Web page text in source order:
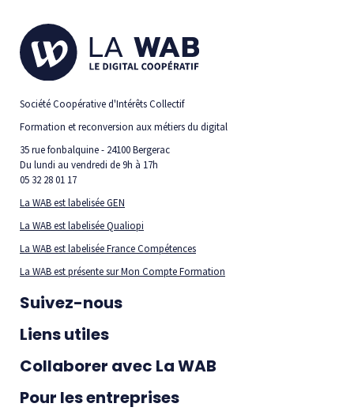
Société Coopérative d'Intérêts Collectif
Formation et reconversion aux métiers du digital
35 rue fonbalquine - 24100 Bergerac
Du lundi au vendredi de 9h à 17h
05 32 28 01 17
La WAB est labelisée GEN
La WAB est labelisée Qualiopi
La WAB est labelisée France Compétences
La WAB est présente sur Mon Compte Formation
Suivez-nous
Liens utiles
Collaborer avec La WAB
Pour les entreprises